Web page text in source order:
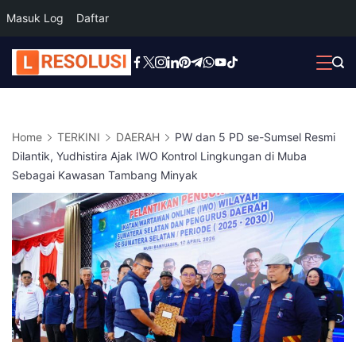
Masuk Log Daftar
Skip
to
Home TERKINI DAERAH
PW dan 5 PD se-Sumsel Resmi
Dilantik, Yudhistira Ajak IWO Kontrol Lingkungan di Muba
Sebagai Kawasan Tambang Minyak